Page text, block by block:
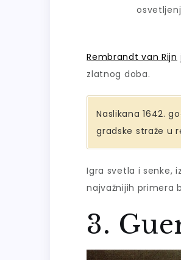
Rembrandt van Rijn
zlatnog doba.
Naslikana 1642.
gradske straže u
Igra svetla i senke,
najvažnijih primera
3.